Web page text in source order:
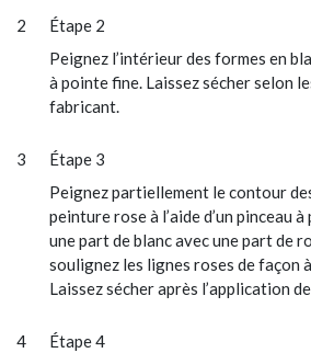
Étape 2
Peignez l’intérieur des formes en
à pointe fine. Laissez sécher selon
fabricant.
Étape 3
Peignez partiellement le contour
peinture rose à l’aide d’un pinceau
une part de blanc avec une part de
soulignez les lignes roses de façon
Laissez sécher après l’application
Étape 4